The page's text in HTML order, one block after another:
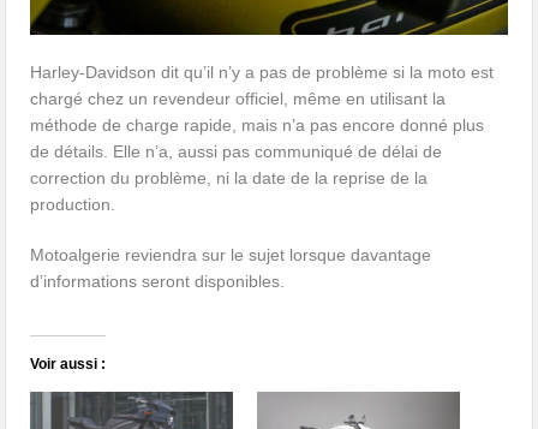
Harley-Davidson dit qu’il n’y a pas de problème si la moto est
chargé chez un revendeur officiel, même en utilisant la
méthode de charge rapide, mais n’a pas encore donné plus
de détails. Elle n’a, aussi pas communiqué de délai de
correction du problème, ni la date de la reprise de la
production.
Motoalgerie reviendra sur le sujet lorsque davantage
d’informations seront disponibles.
Voir aussi :